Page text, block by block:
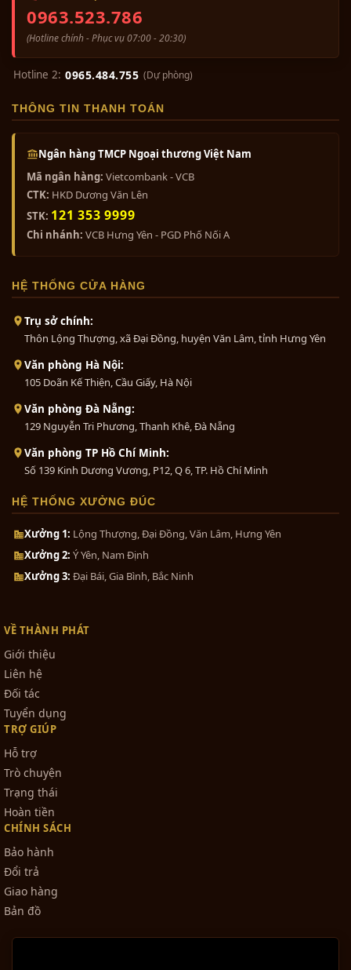
0963.523.786
(Hotline chính - Phục vụ 07:00 - 20:30)
Hotline 2: 0965.484.755 (Dự phòng)
THÔNG TIN THANH TOÁN
Ngân hàng TMCP Ngoại thương Việt Nam
Mã ngân hàng: Vietcombank - VCB
CTK: HKD Dương Văn Lên
STK: 121 353 9999
Chi nhánh: VCB Hưng Yên - PGD Phố Nối A
HỆ THỐNG CỬA HÀNG
Trụ sở chính:
Thôn Lộng Thượng, xã Đại Đồng, huyện Văn Lâm, tỉnh Hưng Yên
Văn phòng Hà Nội:
105 Doãn Kế Thiện, Cầu Giấy, Hà Nội
Văn phòng Đà Nẵng:
129 Nguyễn Tri Phương, Thanh Khê, Đà Nẵng
Văn phòng TP Hồ Chí Minh:
Số 139 Kinh Dương Vương, P12, Q 6, TP. Hồ Chí Minh
HỆ THỐNG XƯỞNG ĐÚC
Xưởng 1: Lộng Thượng, Đại Đồng, Văn Lâm, Hưng Yên
Xưởng 2: Ý Yên, Nam Định
Xưởng 3: Đại Bái, Gia Bình, Bắc Ninh
VỀ THÀNH PHÁT
Giới thiệu
Liên hệ
Đối tác
Tuyển dụng
TRỢ GIÚP
Hỗ trợ
Trò chuyện
Trạng thái
Hoàn tiền
CHÍNH SÁCH
Bảo hành
Đổi trả
Giao hàng
Bản đồ